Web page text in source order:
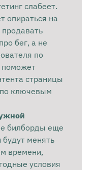
слабеет.
опираться на
бег, а не
по
поможет
страницы
ключевым
билборды еще
менять
времени,
условия